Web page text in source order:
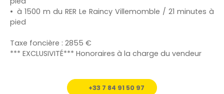
à 1500 m du RER Le Raincy Villemomble / 21 minutes à
pied
Taxe foncière : 2855 €
*** EXCLUSIVITÉ*** Honoraires à la charge du vendeur
+33 7 84 91 50 97